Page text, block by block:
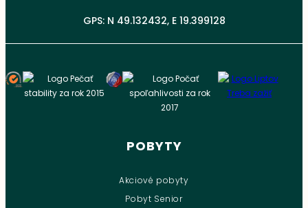
GPS: N 49.132432, E 19.399128
POBYTY
Akciové pobyty
Pobyt Senior